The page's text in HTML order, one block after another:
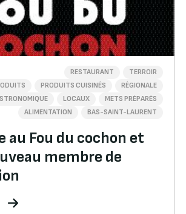
ALIMENTATION BAS-SAINT-LAURENT
LOCAUX METS PRÉPARÉS
PRODUITS CUISINÉS RÉGIONALE
RESTAURANT TERROIR
au Fou du cochon et
membre de